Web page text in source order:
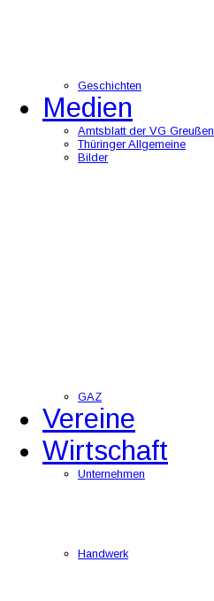
Geschichten
Medien
Amtsblatt der VG Greußen
Thüringer Allgemeine
Bilder
GAZ
Vereine
Wirtschaft
Unternehmen
Handwerk